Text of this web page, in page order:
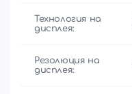
Технология на
дисплея:
Резолюция на
дисплея: